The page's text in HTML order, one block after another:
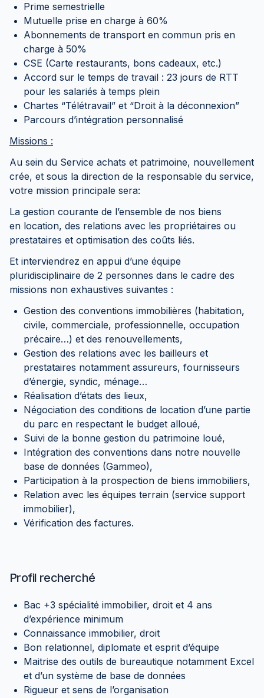
Prime semestrielle
Mutuelle prise en charge à 60%
Abonnements de transport en commun pris en
charge à 50%
CSE (Carte restaurants, bons cadeaux, etc.)
Accord sur le temps de travail : 23 jours de RTT
pour les salariés à temps plein
Chartes “Télétravail” et “Droit à la déconnexion”
Parcours d’intégration personnalisé
Missions :
Au sein du Service achats et patrimoine, nouvellement
crée, et sous la direction de la responsable du service,
votre mission principale sera:
La gestion courante de l’ensemble de nos biens
en location, des relations avec les propriétaires ou
prestataires et optimisation des coûts liés.
Et interviendrez en appui d’une équipe
pluridisciplinaire de 2 personnes dans le cadre des
missions non exhaustives suivantes :
Gestion des conventions immobilières (habitation,
civile, commerciale, professionnelle, occupation
précaire…) et des renouvellements,
Gestion des relations avec les bailleurs et
prestataires notamment assureurs, fournisseurs
d’énergie, syndic, ménage…
Réalisation d’états des lieux,
Négociation des conditions de location d’une partie
du parc en respectant le budget alloué,
Suivi de la bonne gestion du patrimoine loué,
Intégration des conventions dans notre nouvelle
base de données (Gammeo),
Participation à la prospection de biens immobiliers,
Relation avec les équipes terrain (service support
immobilier),
Vérification des factures.
Profil recherché
Bac +3 spécialité immobilier, droit et 4 ans
d’expérience minimum
Connaissance immobilier, droit
Bon relationnel, diplomate et esprit d’équipe
Maitrise des outils de bureautique notamment Excel
et d’un système de base de données
Rigueur et sens de l’organisation